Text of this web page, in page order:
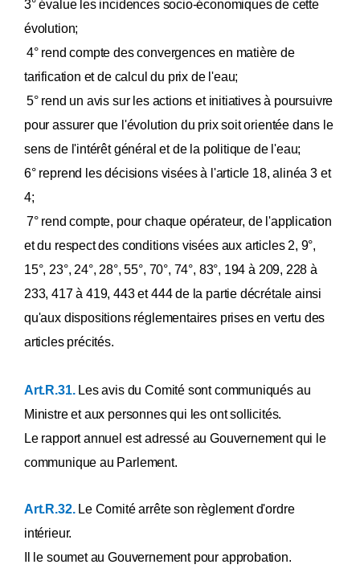
3° évalue les incidences socio-économiques de cette
évolution;
4° rend compte des convergences en matière de
tarification et de calcul du prix de l'eau;
5° rend un avis sur les actions et initiatives à poursuivre
pour assurer que l'évolution du prix soit orientée dans le
sens de l'intérêt général et de la politique de l'eau;
6° reprend les décisions visées à l'article 18, alinéa 3 et
4;
7° rend compte, pour chaque opérateur, de l'application
et du respect des conditions visées aux articles 2, 9°,
15°, 23°, 24°, 28°, 55°, 70°, 74°, 83°, 194 à 209, 228 à
233, 417 à 419, 443 et 444 de la partie décrétale ainsi
qu'aux dispositions réglementaires prises en vertu des
articles précités.
Art.R.31. Les avis du Comité sont communiqués au
Ministre et aux personnes qui les ont sollicités.
Le rapport annuel est adressé au Gouvernement qui le
communique au Parlement.
Art.R.32. Le Comité arrête son règlement d'ordre
intérieur.
Il le soumet au Gouvernement pour approbation.